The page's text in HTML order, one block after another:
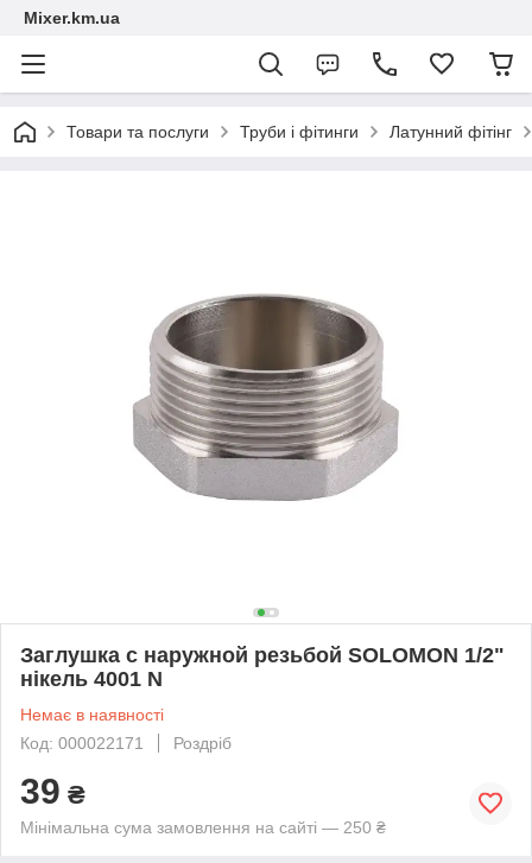
Mixer.km.ua
Товари та послуги Труби і фітинги Латунний фітінг
Заглушка с наружной резьбой SOLOMON 1/2"
нікель 4001 N
Немає в наявності
Код: 000022171
Роздріб
39 ₴
Мінімальна сума замовлення на сайті — 250 ₴